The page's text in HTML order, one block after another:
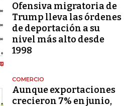
Ofensiva migratoria de
Trump lleva las órdenes
de deportación a su
nivel más alto desde
1998
COMERCIO
Aunque exportaciones
crecieron 7% en junio,